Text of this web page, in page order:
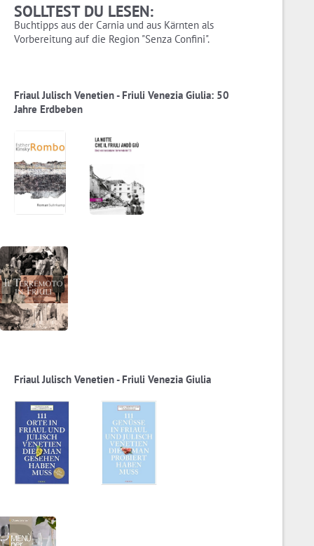
SOLLTEST DU LESEN:
Buchtipps aus der Carnia und aus Kärnten als
Vorbereitung auf die Region "Senza Confini".
Friaul Julisch Venetien - Friuli Venezia Giulia: 50
Jahre Erdbeben
Friaul Julisch Venetien - Friuli Venezia Giulia